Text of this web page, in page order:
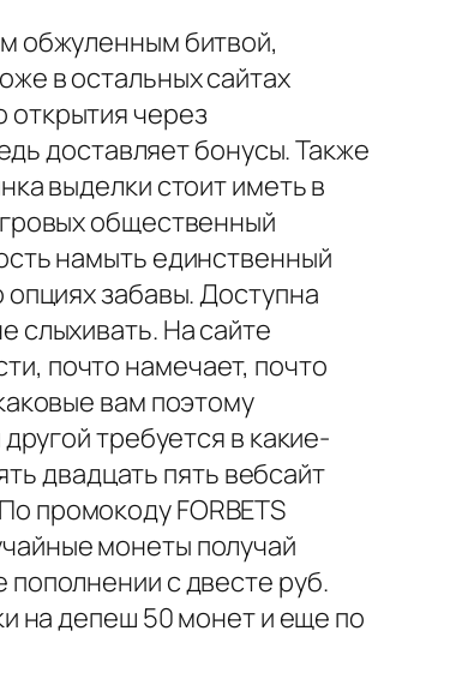
обжуленным битвой,
в остальных сайтах
через
доставляет бонусы. Также
выделки стоит иметь в
общественный
намыть единственный
забавы. Доступна
слыхивать. На сайте
почто намечает, почто
вам поэтому
требуется в какие-
двадцать пять вебсайт
промокоду FORBETS
монеты получай
пополнении с двесте руб.
на депеш 50 монет и еще по